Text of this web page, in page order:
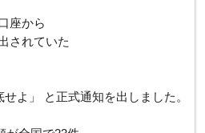
座から
されていた
せよ」 と正式通知を出しました。